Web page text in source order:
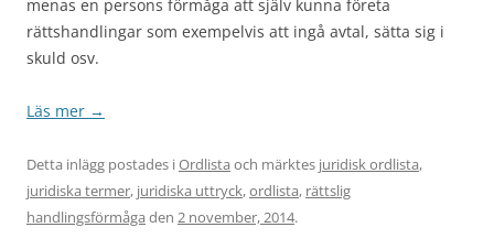
menas en persons förmåga att själv kunna företa
rättshandlingar som exempelvis att ingå avtal, sätta sig i
skuld osv.
Läs mer →
Detta inlägg postades iOrdlista och märktes juridisk ordlista,
juridiska termer, juridiska uttryck,ordlista, rättslig
handlingsförmåga den 2 november, 2014.